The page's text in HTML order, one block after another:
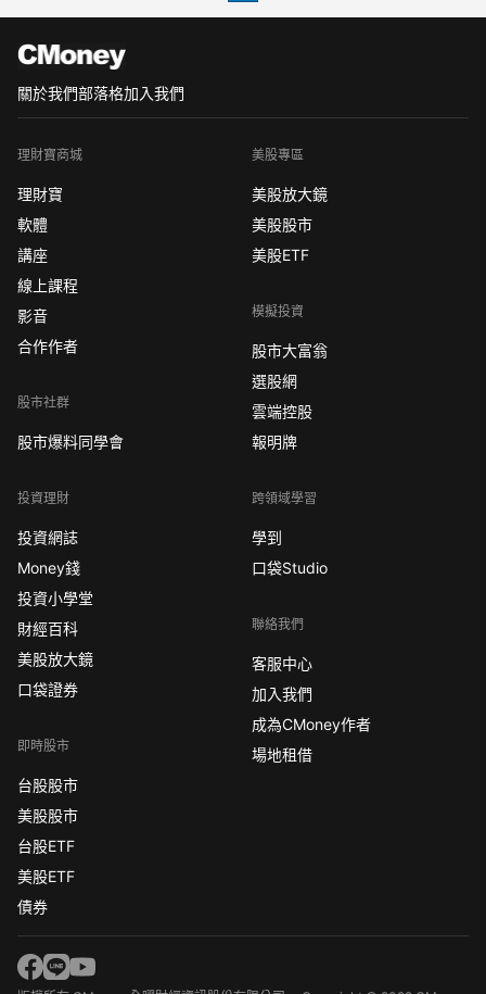
關於我們部落格加入我們
理財寶商城
理財寶
軟體
講座
線上課程
影音
合作作者
股市社群
股市爆料同學會
投資理財
投資網誌
Money錢
投資小學堂
財經百科
美股放大鏡
口袋證券
即時股市
台股股市
美股股市
台股ETF
美股ETF
債券
美股專區
美股放大鏡
美股股市
美股ETF
模擬投資
股市大富翁
選股網
雲端控股
報明牌
跨領域學習
學到
口袋Studio
聯絡我們
客服中心
加入我們
成為CMoney作者
場地租借